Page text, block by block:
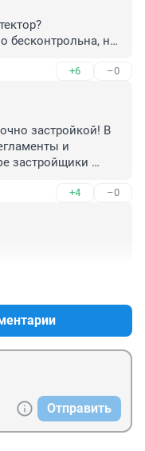
бесконтрольна, нет
+6 –0
застройкой! В
и
застройщики
нет главного
деревья как-то
+4 –0
Отправить